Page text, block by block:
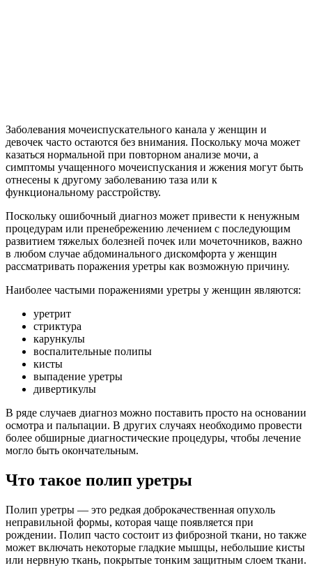
Заболевания мочеиспускательного канала у женщин и
девочек часто остаются без внимания. Поскольку моча может
казаться нормальной при повторном анализе мочи, а
симптомы учащенного мочеиспускания и жжения могут быть
отнесены к другому заболеванию таза или к
функциональному расстройству.
Поскольку ошибочный диагноз может привести к ненужным
процедурам или пренебрежению лечением с последующим
развитием тяжелых болезней почек или мочеточников, важно
в любом случае абдоминального дискомфорта у женщин
рассматривать поражения уретры как возможную причину.
Наиболее частыми поражениями уретры у женщин являются:
уретрит
стриктура
карункулы
воспалительные полипы
кисты
выпадение уретры
дивертикулы
В ряде случаев диагноз можно поставить просто на основании
осмотра и пальпации. В других случаях необходимо провести
более обширные диагностические процедуры, чтобы лечение
могло быть окончательным.
Что такое полип уретры
Полип уретры — это редкая доброкачественная опухоль
неправильной формы, которая чаще появляется при
рождении. Полип часто состоит из фиброзной ткани, но также
может включать некоторые гладкие мышцы, небольшие кисты
или нервную ткань, покрытые тонким защитным слоем ткани.